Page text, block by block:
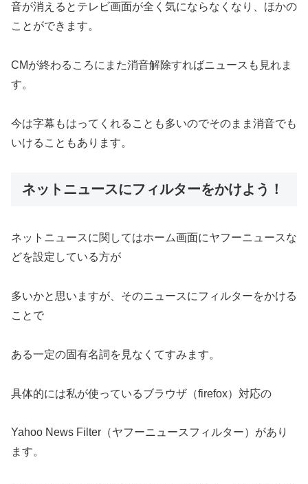
音が消えるとテレビ画面が全く気にならなくなり、ほかの
ことができます。
CMが終わるころにまた消音解除すればニュースも見れま
す。
今は字幕もはってくれることも多いのでそのまま消音でも
いけることもあります。
ネットニュースにフィルターをかけよう！
ネットニュースに関してはホーム画面にヤフーニュースな
どを設定している方が
多いかと思いますが、そのニュースにフィルターをかける
ことで
ある一定の固有名詞を見なくてすみます。
具体的には私が使っているブラウザ（firefox）対応の
Yahoo News Filter（ヤフーニュースフィルター）があり
ます。